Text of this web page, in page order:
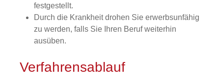
festgestellt.
Durch die Krankheit drohen Sie erwerbsunfähig
zu werden, falls Sie Ihren Beruf weiterhin
ausüben.
Verfahrensablauf